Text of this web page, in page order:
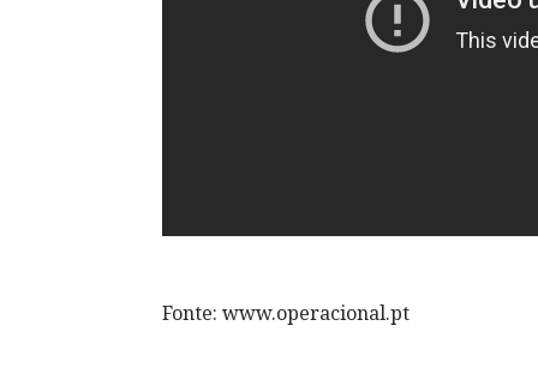
Fonte: www.operacional.pt